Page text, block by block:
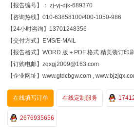
【报告编号】： zj-yj-djk-689370
【咨询热线】010-63858100/400-1050-986
【24小时咨询】13701248356
【交付方式】EMS/E-MAIL
【报告格式】WORD 版＋PDF 格式 精美装订印
【订购电邮】zqxgj2009@163.com
【企业网址】www.gtdcbgw.com ,
在线填写订单 在线定制服务
2676935656